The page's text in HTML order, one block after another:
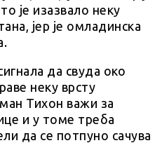
је изазвало неку
јер је омладинска
да свуда око
неку врсту
Тихон важи за
и у томе треба
да се потпуно сачува